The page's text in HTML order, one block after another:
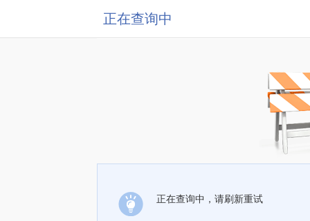
正在查询中
正在查询中，请刷新重试